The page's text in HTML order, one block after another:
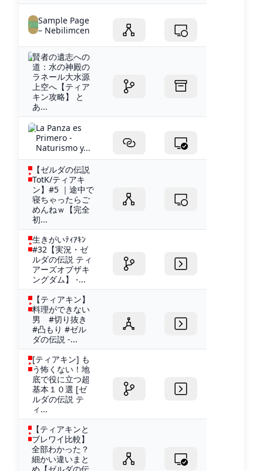
Sample Page
– Nebilimcen
賢者の遺志への
道：水の神殿の
ラネール大水源
上空へ【ティア
キン攻略】 と
あ...
La Panza es
Primero -
Naturismo y...
【ゼルダの伝説
TotK/ティアキ
ン】#5 ｜途中で
寝ちゃったらご
めんねｗ【完全
初...
生きがいﾃｨｱｷﾝ
#32【実況・ゼ
ルダの伝説 ティ
アーズオブザキ
ングダム】 -...
【ティアキン】
料理ができない
男 #切り抜き
#凸もり #ゼル
ダの伝説 -...
[ティアキン] も
う怖くない！地
底で役に立つ超
基本１０選 [ゼ
ルダの伝説 テ
ィ...
【ティアキンと
ブレワイ比較】
全部わかった？
細かい違いまと